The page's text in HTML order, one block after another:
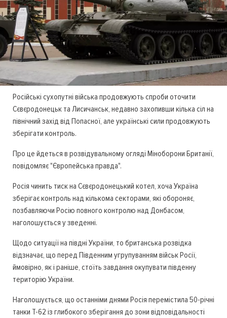
Російські сухопутні війська продовжують спроби оточити
Сєвєродонецьк та Лисичанськ, недавно захопивши кілька сіл на
північний захід від Попасної, але українські сили продовжують
зберігати контроль.
Про це йдеться в розвідувальному огляді Міноборони Британії,
повідомляє "Європейська правда".
Росія чинить тиск на Сєвєродонецький котел, хоча Україна
зберігає контроль над кількома секторами, які обороняє,
позбавляючи Росію повного контролю над Донбасом,
наголошується у зведенні.
Щодо ситуації на півдні України, то британська розвідка
відзначає, що перед Південним угрупуванням військ Росії,
ймовірно, як і раніше, стоїть завдання окупувати південну
територію України.
Наголошується, що останніми днями Росія перемістила 50-річні
танки Т-62 із глибокого зберігання до зони відповідальності